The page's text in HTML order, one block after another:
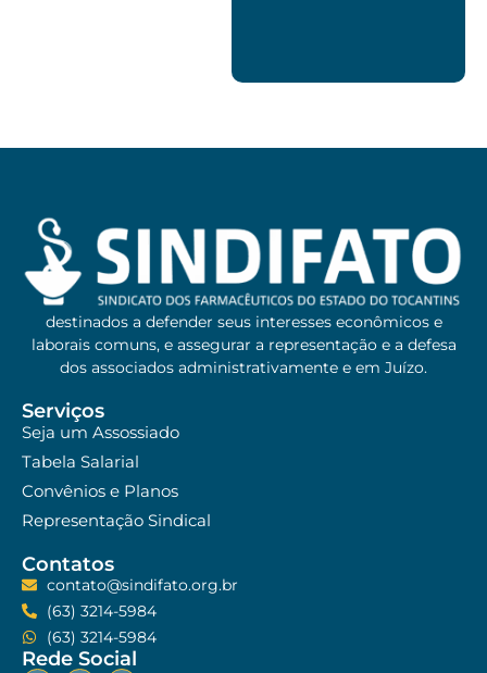
destinados a defender seus interesses econômicos e
laborais comuns, e assegurar a representação e a defesa
dos associados administrativamente e em Juízo.
Serviços
Seja um Assossiado
Tabela Salarial
Convênios e Planos
Representação Sindical
Contatos
contato@sindifato.org.br
(63) 3214-5984
(63) 3214-5984
Rede Social